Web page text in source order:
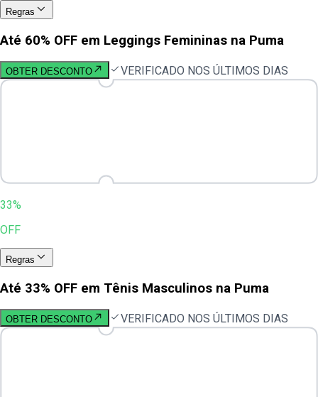
Regras
Até 60% OFF em Leggings Femininas na Puma
OBTER DESCONTO VERIFICADO NOS ÚLTIMOS DIAS
33%
OFF
Regras
Até 33% OFF em Tênis Masculinos na Puma
OBTER DESCONTO VERIFICADO NOS ÚLTIMOS DIAS